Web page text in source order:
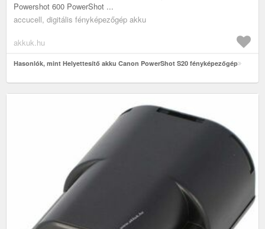
Powershot 600 PowerShot ...
accucell, digitális fényképezőgép akku
akkuk.hu
Hasonlók, mint Helyettesítő akku Canon PowerShot S20 fényképezőgép